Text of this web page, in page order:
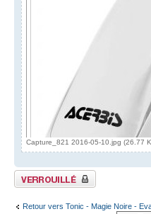
Capture_821 2016-05-10.jpg (26.77
Sujet verrouillé
Retour vers Tonic - Magie Noire -